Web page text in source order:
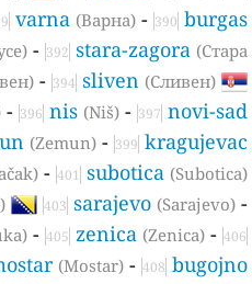
varna(Варна) -390 burgas
-392 stara-zagora(Стара
-394 sliven(Сливен)
-396 nis(Niš) -397 novi-sad
(Zemun) -399 kragujevac
-401 subotica(Subotica)
403 sarajevo(Sarajevo) -
-405 zenica(Zenica) -406
(Mostar) -408 bugojno